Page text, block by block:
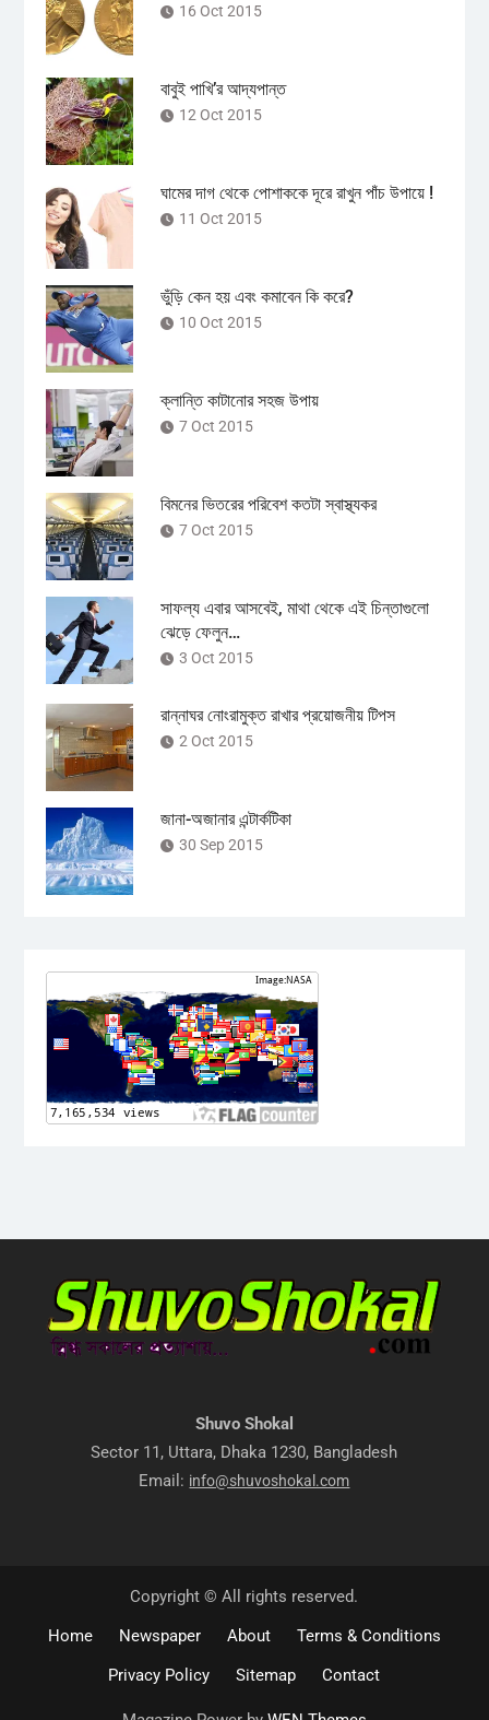
16 Oct 2015
বাবুই পাখি’র আদ্যপান্ত
12 Oct 2015
ঘামের দাগ থেকে পোশাককে দূরে রাখুন পাঁচ উপায়ে !
11 Oct 2015
ভুঁড়ি কেন হয় এবং কমাবেন কি করে?
10 Oct 2015
ক্লান্তি কাটানোর সহজ উপায়
7 Oct 2015
বিমনের ভিতরের পরিবেশ কতটা স্বাস্থ্যকর
7 Oct 2015
সাফল্য এবার আসবেই, মাথা থেকে এই চিন্তাগুলো
ঝেড়ে ফেলুন…
3 Oct 2015
রান্নাঘর নোংরামুক্ত রাখার প্রয়োজনীয় টিপস
2 Oct 2015
জানা-অজানার এন্টার্কটিকা
30 Sep 2015
Shuvo Shokal
Sector 11, Uttara, Dhaka 1230, Bangladesh
Email: info@shuvoshokal.com
Copyright © All rights reserved.
Home
Newspaper About
Terms & Conditions
Privacy Policy
Sitemap Contact